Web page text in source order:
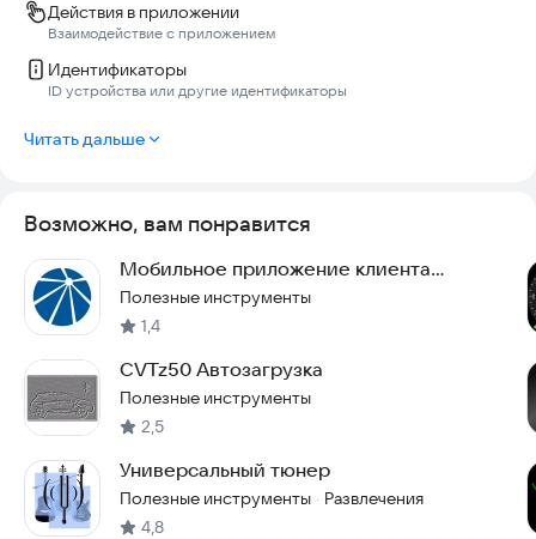
Действия в приложении
Взаимодействие с приложением
Идентификаторы
ID устройства или другие идентификаторы
Читать дальше
Возможно, вам понравится
Мобильное приложение клиента
Россети МР
Полезные инструменты
1,4
CVTz50 Автозагрузка
Полезные инструменты
2,5
Универсальный тюнер
Полезные инструменты · Развлечения
4,8